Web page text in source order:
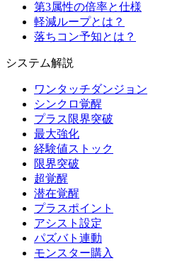
第3属性の倍率と仕様
軽減ループとは？
落ちコン予知とは？
システム解説
ワンタッチダンジョン
シンクロ覚醒
プラス限界突破
最大強化
経験値ストック
限界突破
超覚醒
潜在覚醒
プラスポイント
アシスト設定
パズバト連動
モンスター購入